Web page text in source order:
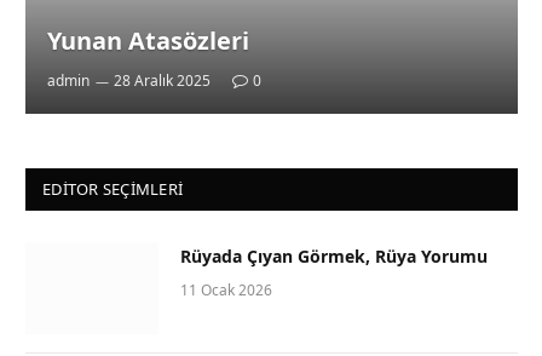
Yunan Atasözleri
admin 28 Aralık 2025 0
EDITOR SEÇIMLERI
Rüyada Çıyan Görmek, Rüya Yorumu
11 Ocak 2026